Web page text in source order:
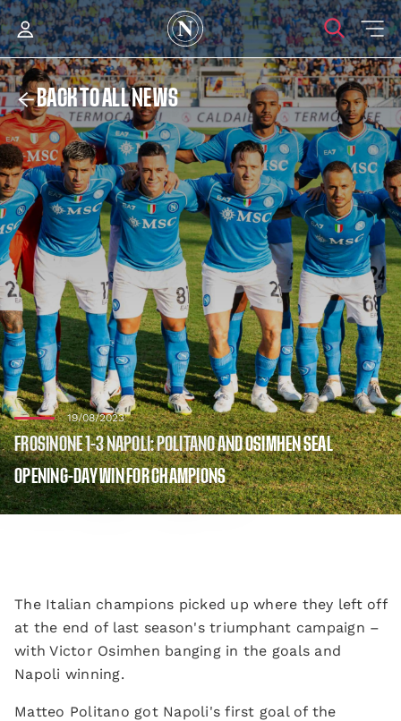
BACK TO ALL NEWS
19/08/2023
FROSINONE 1-3 NAPOLI: POLITANO AND OSIMHEN SEAL
OPENING-DAY WIN FOR CHAMPIONS
The Italian champions picked up where they left off
at the end of last season's triumphant campaign –
with Victor Osimhen banging in the goals and
Napoli winning.
Matteo Politano got Napoli's first goal of the